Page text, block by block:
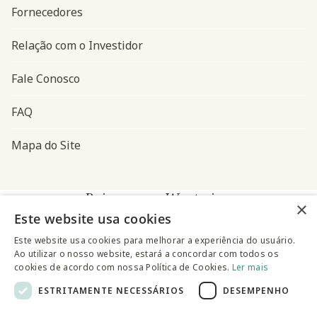
Fornecedores
Relação com o Investidor
Fale Conosco
FAQ
Mapa do Site
Baixe o app Westwing
×
Este website usa cookies
Este website usa cookies para melhorar a experiência do usuário.
Ao utilizar o nosso website, estará a concordar com todos os
cookies de acordo com nossa Política de Cookies. Ler mais
ESTRITAMENTE NECESSÁRIOS
DESEMPENHO